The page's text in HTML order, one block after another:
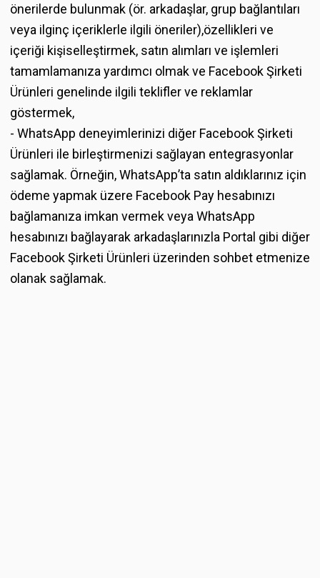
önerilerde bulunmak (ör. arkadaşlar, grup bağlantıları
veya ilginç içeriklerle ilgili öneriler),özellikleri ve
içeriği kişiselleştirmek, satın alımları ve işlemleri
tamamlamanıza yardımcı olmak ve Facebook Şirketi
Ürünleri genelinde ilgili teklifler ve reklamlar
göstermek,
- WhatsApp deneyimlerinizi diğer Facebook Şirketi
Ürünleri ile birleştirmenizi sağlayan entegrasyonlar
sağlamak. Örneğin, WhatsApp’ta satın aldıklarınız için
ödeme yapmak üzere Facebook Pay hesabınızı
bağlamanıza imkan vermek veya WhatsApp
hesabınızı bağlayarak arkadaşlarınızla Portal gibi diğer
Facebook Şirketi Ürünleri üzerinden sohbet etmenize
olanak sağlamak.